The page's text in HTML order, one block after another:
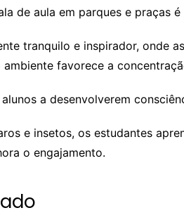
de aula em parques e praças
tranquilo e inspirador, onde
favorece a
a desenvolverem
e insetos, os estudantes
o engajamento.